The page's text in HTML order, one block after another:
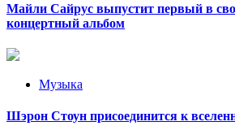
Майли Сайрус выпустит первый в
концертный альбом
Музыка
Шэрон Стоун присоединится к